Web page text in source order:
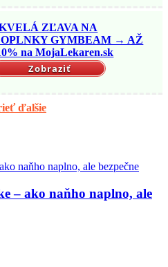
ZĽAVA NA
GYMBEAM → AŽ
na MojaLekaren.sk
Zobraziť
ďalšie
– ako naňho naplno, ale